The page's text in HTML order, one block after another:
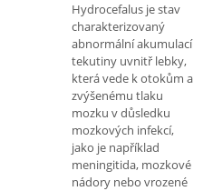
Hydrocefalus je stav
charakterizovaný
abnormální akumulací
tekutiny uvnitř lebky,
která vede k otokům a
zvýšenému tlaku
mozku v důsledku
mozkových infekcí,
jako je například
meningitida, mozkové
nádory nebo vrozené